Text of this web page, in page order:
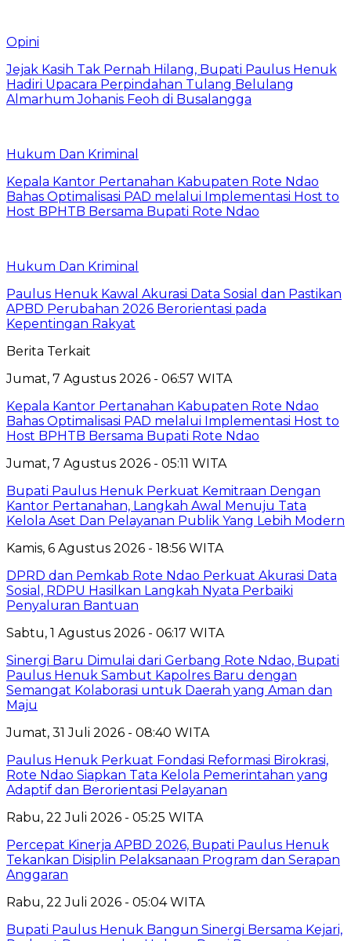
Opini
Jejak Kasih Tak Pernah Hilang, Bupati Paulus Henuk
Hadiri Upacara Perpindahan Tulang Belulang
Almarhum Johanis Feoh di Busalangga
Hukum Dan Kriminal
Kepala Kantor Pertanahan Kabupaten Rote Ndao
Bahas Optimalisasi PAD melalui Implementasi Host to
Host BPHTB Bersama Bupati Rote Ndao
Hukum Dan Kriminal
Paulus Henuk Kawal Akurasi Data Sosial dan Pastikan
APBD Perubahan 2026 Berorientasi pada
Kepentingan Rakyat
Berita Terkait
Jumat, 7 Agustus 2026 - 06:57 WITA
Kepala Kantor Pertanahan Kabupaten Rote Ndao
Bahas Optimalisasi PAD melalui Implementasi Host to
Host BPHTB Bersama Bupati Rote Ndao
Jumat, 7 Agustus 2026 - 05:11 WITA
Bupati Paulus Henuk Perkuat Kemitraan Dengan
Kantor Pertanahan, Langkah Awal Menuju Tata
Kelola Aset Dan Pelayanan Publik Yang Lebih Modern
Kamis, 6 Agustus 2026 - 18:56 WITA
DPRD dan Pemkab Rote Ndao Perkuat Akurasi Data
Sosial, RDPU Hasilkan Langkah Nyata Perbaiki
Penyaluran Bantuan
Sabtu, 1 Agustus 2026 - 06:17 WITA
Sinergi Baru Dimulai dari Gerbang Rote Ndao, Bupati
Paulus Henuk Sambut Kapolres Baru dengan
Semangat Kolaborasi untuk Daerah yang Aman dan
Maju
Jumat, 31 Juli 2026 - 08:40 WITA
Paulus Henuk Perkuat Fondasi Reformasi Birokrasi,
Rote Ndao Siapkan Tata Kelola Pemerintahan yang
Adaptif dan Berorientasi Pelayanan
Rabu, 22 Juli 2026 - 05:25 WITA
Percepat Kinerja APBD 2026, Bupati Paulus Henuk
Tekankan Disiplin Pelaksanaan Program dan Serapan
Anggaran
Rabu, 22 Juli 2026 - 05:04 WITA
Bupati Paulus Henuk Bangun Sinergi Bersama Kejari,